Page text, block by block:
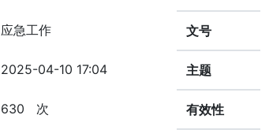
应急工作 文号
2025-04-10 17:04 主题
630 次 有效性